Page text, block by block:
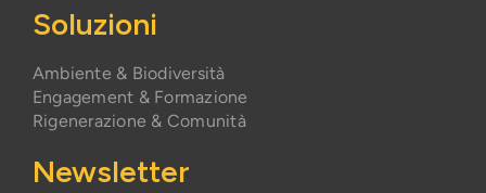
Soluzioni
Ambiente & Biodiversità
Engagement & Formazione
Rigenerazione & Comunità
Newsletter